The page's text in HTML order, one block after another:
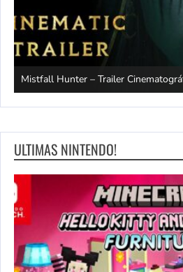
Mistfall Hunter – Trailer
ULTIMAS NINTENDO!